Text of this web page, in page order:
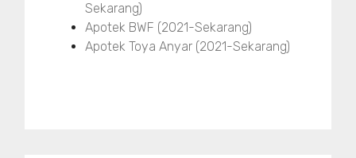
Sekarang)
Apotek BWF (2021-Sekarang)
Apotek Toya Anyar (2021-Sekarang)